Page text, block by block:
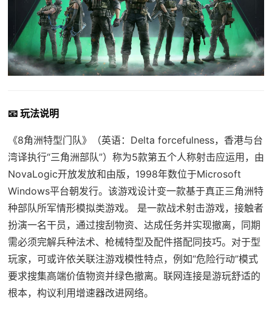
📧 玩法说明
《8角洲特型门队》（英语：Delta forcefulness，香港与台
湾译执行“三角洲部队”）称为5款第五个人称射击应运用，由
NovaLogic开放发放和由版，1998年数位于Microsoft
Windows平台朝发行。该游戏设计变一款基于真正三角洲特
种部队所军情形模拟类游戏。 是一款战术射击游戏，接触者
扮演一名干员，通过搜刮物资、达成任务并实现撤离，同期
需必须完解兵种法术、枪械特型及配件搭配同技巧。对于型
玩家，可或许依关联注游戏模性特点，例如“危险行动”模式
要求搜集高端价值物资并绿色撤离。联网连接是游玩舒适的
根本，构议利用增速器改进网络。